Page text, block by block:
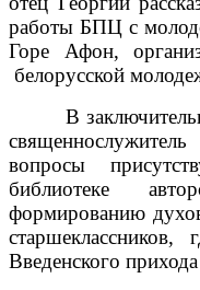
работы БПЦ с
Горе Афон,
белорусской
В
вопросы
библиотеке
формированию
Введенского